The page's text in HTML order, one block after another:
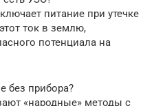
питание при утечке
ток в землю,
потенциала на
без прибора?
«народные» методы с